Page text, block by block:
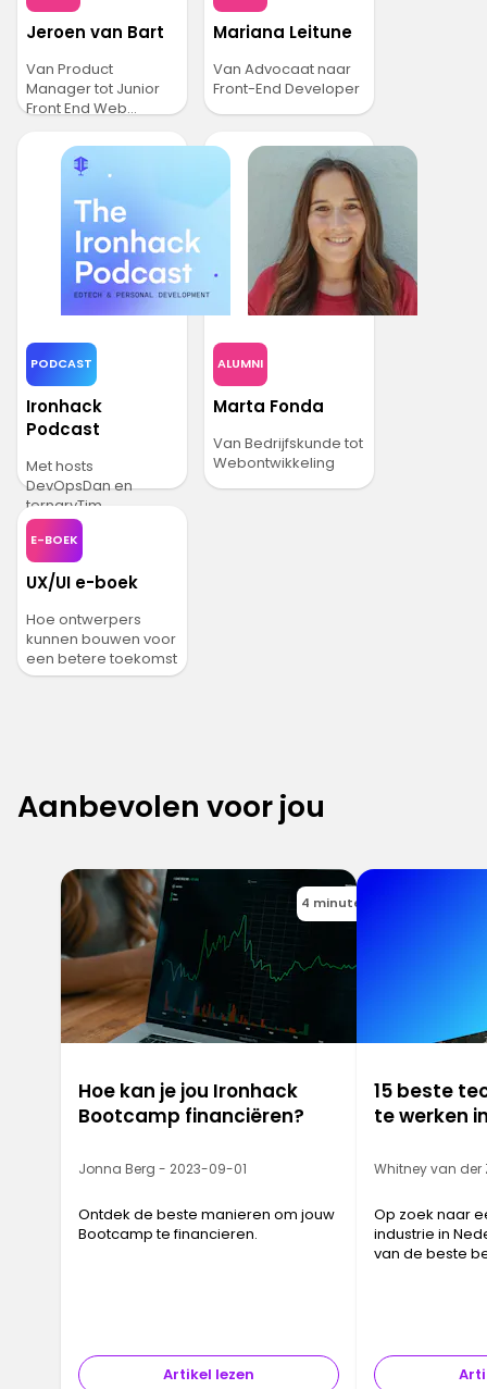
Jeroen van Bart
Van Product
Manager tot Junior
Front End Web
Mariana Leitune
Van Advocaat naar
Front-End Developer
PODCAST
Ironhack
Podcast
Met hosts
DevOpsDan en
ternaryTim
ALUMNI
Marta Fonda
Van Bedrijfskunde tot
Webontwikkeling
E-BOEK
UX/UI e-boek
Hoe ontwerpers
kunnen bouwen voor
een betere toekomst
Aanbevolen voor jou
4 minutes
Hoe kan je jou Ironhack
Bootcamp financiëren?
Jonna Berg - 2023-09-01
Ontdek de beste manieren om jouw
Bootcamp te financieren.
Artikel lezen
15 beste
te werken
Whitney van
Op zoek naar
industrie in
van de beste